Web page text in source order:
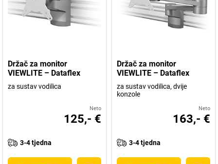
Držač za monitor
VIEWLITE – Dataflex
za sustav vodilica
Neto
125,- €
3-4 tjedna
Držač za monitor
VIEWLITE – Dataflex
za sustav vodilica, dvije
konzole
Neto
163,- €
3-4 tjedna